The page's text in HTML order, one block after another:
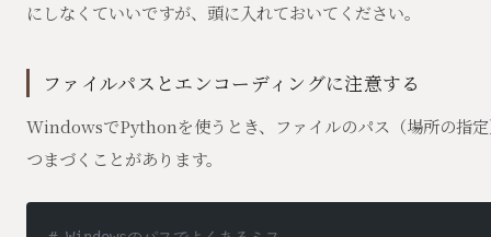
にしなくていいですが、頭に入れておいてください。
ファイルパスとエンコーディングに注意する
WindowsでPythonを使うとき、ファイルのパス（場所の指
つまづくことがあります。